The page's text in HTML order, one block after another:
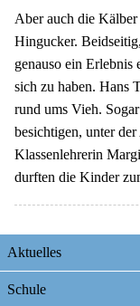
Aber auch die
Hingucker.
genauso ein
sich zu haben. Hans
rund ums Vieh.
besichtigen, unter
Klassenlehrerin
durften die Kinder
Navigation
Aktuelles
Schule